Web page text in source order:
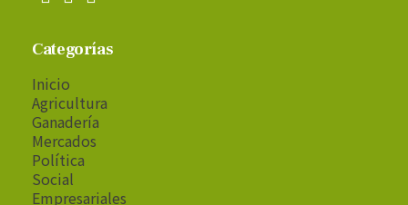
Categorías
Inicio
Agricultura
Ganadería
Mercados
Política
Social
Empresariales